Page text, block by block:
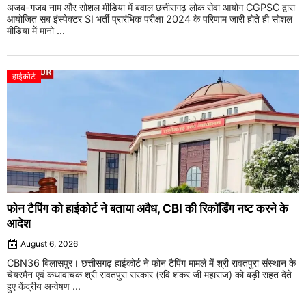
अजब-गजब नाम और सोशल मीडिया में बवाल छत्तीसगढ़ लोक सेवा आयोग CGPSC द्वारा
आयोजित सब इंस्पेक्टर SI भर्ती प्रारंभिक परीक्षा 2024 के परिणाम जारी होते ही सोशल
मीडिया में मानो ...
हाईकोर्ट
फोन टैपिंग को हाईकोर्ट ने बताया अवैध, CBI की रिकॉर्डिंग नष्ट करने के
आदेश
August 6, 2026
CBN36 बिलासपुर। छत्तीसगढ़ हाईकोर्ट ने फोन टैपिंग मामले में श्री रावतपुरा संस्थान के
चेयरमैन एवं कथावाचक श्री रावतपुरा सरकार (रवि शंकर जी महाराज) को बड़ी राहत देते
हुए केंद्रीय अन्वेषण ...